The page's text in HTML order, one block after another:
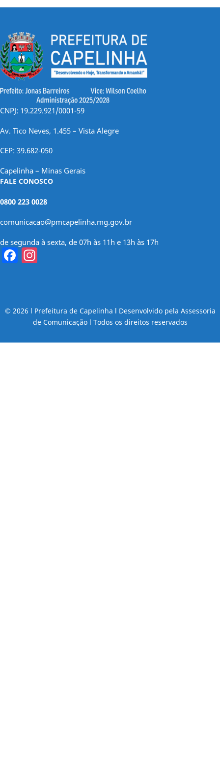
CNPJ: 19.229.921/0001-59
Av. Tico Neves, 1.455 – Vista Alegre
CEP: 39.682-050
Capelinha – Minas Gerais
FALE CONOSCO
0800 223 0028
comunicacao@pmcapelinha.mg.gov.br
de segunda à sexta, de 07h às 11h e 13h às 17h
Facebook
© 2026 l Prefeitura de Capelinha l Desenvolvido pela Assessoria
de Comunicação l Todos os direitos reservados